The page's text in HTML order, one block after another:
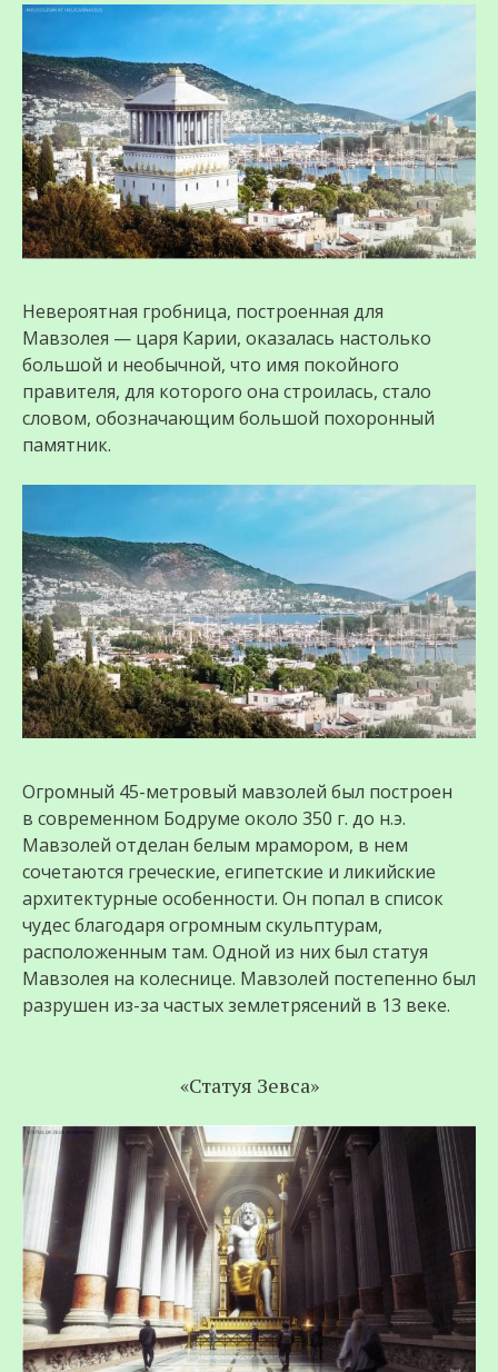
Невероятная гробница, построенная для
Мавзолея — царя Карии, оказалась настолько
большой и необычной, что имя покойного
правителя, для которого она строилась, стало
словом, обозначающим большой похоронный
памятник.
Огромный 45-метровый мавзолей был построен
в современном Бодруме около 350 г. до н.э.
Мавзолей отделан белым мрамором, в нем
сочетаются греческие, египетские и ликийские
архитектурные особенности. Он попал в список
чудес благодаря огромным скульптурам,
расположенным там. Одной из них был статуя
Мавзолея на колеснице. Мавзолей постепенно был
разрушен из-за частых землетрясений в 13 веке.
«Статуя Зевса»